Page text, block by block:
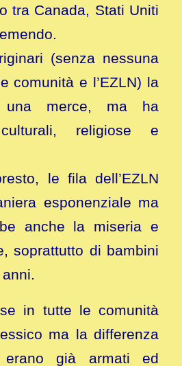
tra Canada, Stati Uniti
(senza nessuna
comunità e l’EZLN) la
merce, ma ha
religiose e
le fila dell’EZLN
esponenziale ma
anche la miseria e
soprattutto di bambini
in tutte le comunità
ma la differenza
già armati ed